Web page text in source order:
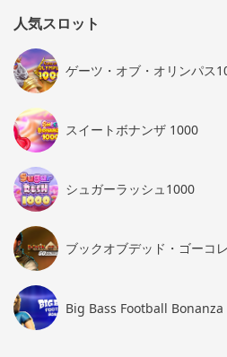
人気スロット
ゲーツ・オブ・オリンパス
スイートボナンザ 1000
シュガーラッシュ1000
ブックオブデッド・ゴーコ
Big Bass Football Bonanza